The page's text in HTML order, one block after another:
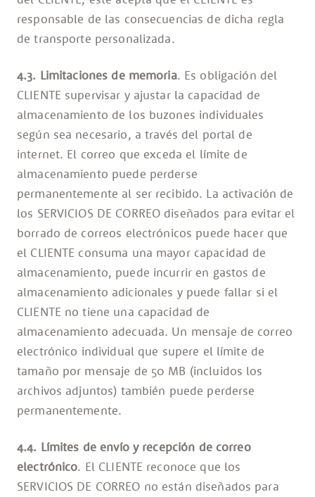
responsable de las consecuencias de dicha regla
de transporte personalizada.
4.3. Limitaciones de memoria. Es obligación del
CLIENTE supervisar y ajustar la capacidad de
almacenamiento de los buzones individuales
según sea necesario, a través del portal de
internet. El correo que exceda el límite de
almacenamiento puede perderse
permanentemente al ser recibido. La activación de
los SERVICIOS DE CORREO diseñados para evitar el
borrado de correos electrónicos puede hacer que
el CLIENTE consuma una mayor capacidad de
almacenamiento, puede incurrir en gastos de
almacenamiento adicionales y puede fallar si el
CLIENTE no tiene una capacidad de
almacenamiento adecuada. Un mensaje de correo
electrónico individual que supere el límite de
tamaño por mensaje de 50 MB (incluidos los
archivos adjuntos) también puede perderse
permanentemente.
4.4. Límites de envío y recepción de correo
electrónico. El CLIENTE reconoce que los
SERVICIOS DE CORREO no están diseñados para